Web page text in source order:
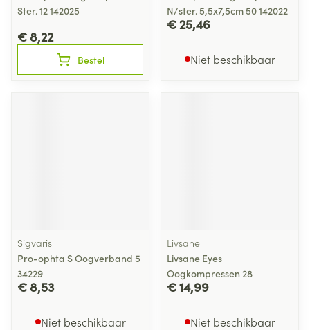
Ster. 12 142025
€ 8,22
Bestel
N/ster. 5,5x7,5cm 50 142022
€ 25,46
Niet beschikbaar
Sigvaris
Pro-ophta S Oogverband 5
34229
€ 8,53
Niet beschikbaar
Livsane
Livsane Eyes
Oogkompressen 28
€ 14,99
Niet beschikbaar